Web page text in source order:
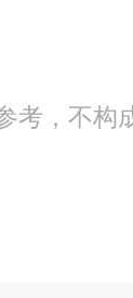
考，不构